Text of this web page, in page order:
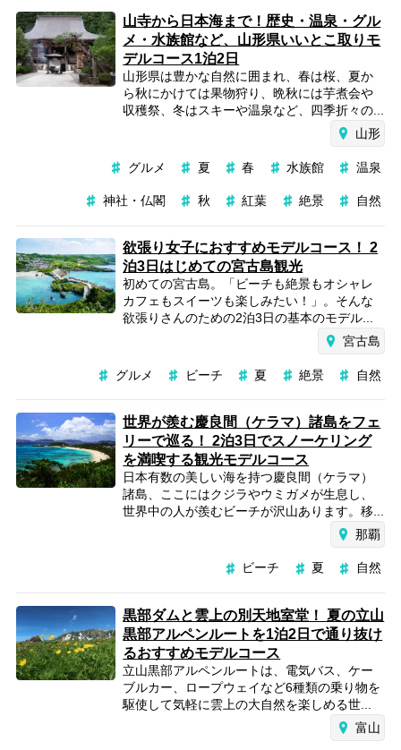
山寺から日本海まで！歴史・温泉・グル
メ・水族館など、山形県いいとこ取りモ
デルコース1泊2日
山形県は豊かな自然に囲まれ、春は桜、夏か
ら秋にかけては果物狩り、晩秋には芋煮会や
収穫祭、冬はスキーや温泉など、四季折々の...
山形
グルメ 夏 春 水族館 温泉
神社・仏閣 秋 紅葉 絶景 自然
欲張り女子におすすめモデルコース！ 2
泊3日はじめての宮古島観光
初めての宮古島。「ビーチも絶景もオシャレ
カフェもスイーツも楽しみたい！」。そんな
欲張りさんのための2泊3日の基本のモデル...
宮古島
グルメ ビーチ 夏 絶景 自然
世界が羨む慶良間（ケラマ）諸島をフェ
リーで巡る！ 2泊3日でスノーケリング
を満喫する観光モデルコース
日本有数の美しい海を持つ慶良間（ケラマ）
諸島、ここにはクジラやウミガメが生息し、
世界中の人が羨むビーチが沢山あります。移...
那覇
ビーチ 夏 自然
黒部ダムと雲上の別天地室堂！ 夏の立山
黒部アルペンルートを1泊2日で通り抜け
るおすすめモデルコース
立山黒部アルペンルートは、電気バス、ケー
ブルカー、ロープウェイなど6種類の乗り物を
駆使して気軽に雲上の大自然を楽しめる世...
富山